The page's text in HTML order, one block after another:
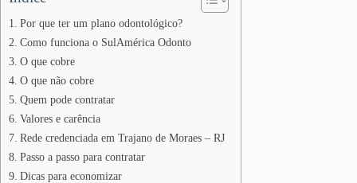
Por que ter um plano odontológico?
Como funciona o SulAmérica Odonto
O que cobre
O que não cobre
Quem pode contratar
Valores e carência
Rede credenciada em Trajano de Moraes – RJ
Passo a passo para contratar
Dicas para economizar